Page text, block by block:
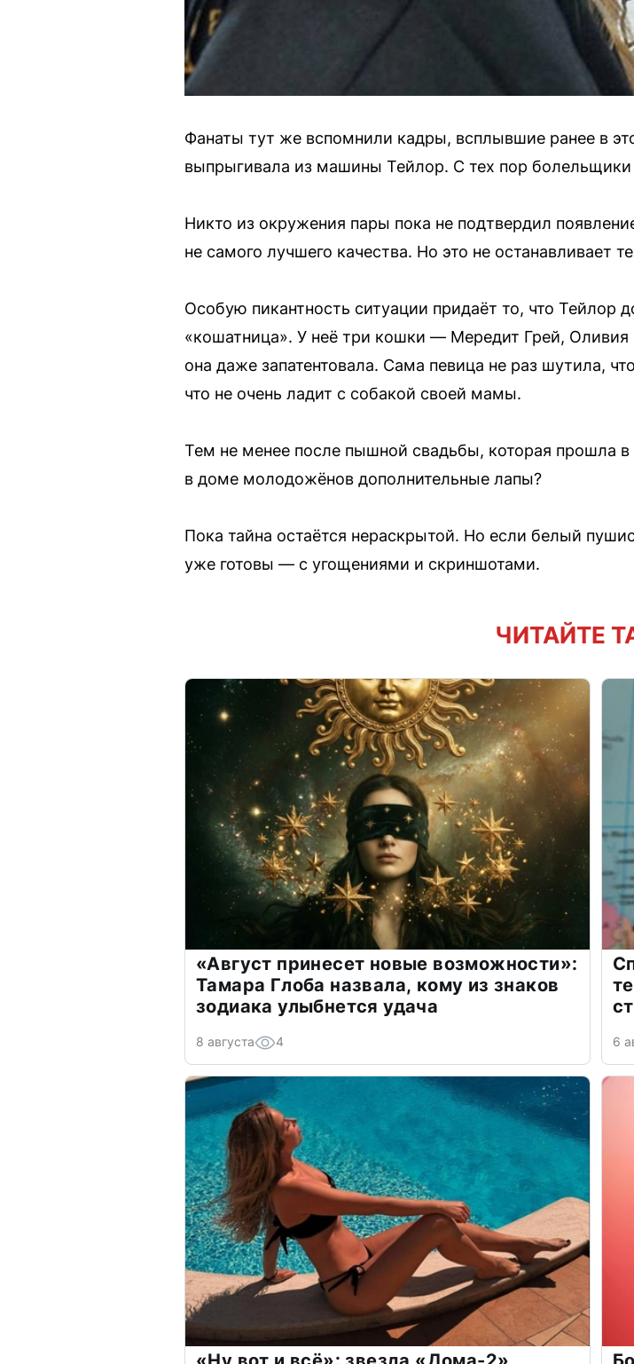
Фанаты тут же вспомнили кадры, всплывшие ранее в
выпрыгивала из машины Тейлор. С тех пор болельщики
Никто из окружения пары пока не подтвердил
не самого лучшего качества. Но это не останавливает
Особую пикантность ситуации придаёт то, что Тейлор
«кошатница». У неё три кошки — Мередит Грей,
она даже запатентовала. Сама певица не раз шутила,
что не очень ладит с собакой своей мамы.
Тем не менее после пышной свадьбы, которая прошла в
в доме молодожёнов дополнительные лапы?
Пока тайна остаётся нераскрытой. Но если белый
уже готовы — с угощениями и скриншотами.
ЧИТАЙТЕ
«Август принесет новые возможности»:
Тамара Глоба назвала, кому из знаков
зодиака улыбнется удача
8 августа 4 6